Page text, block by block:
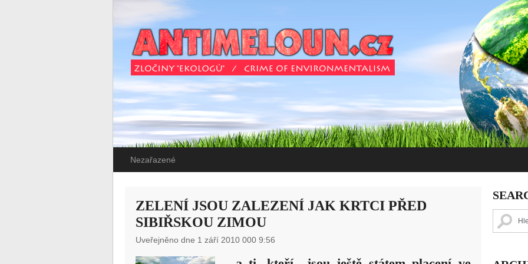
Nezařazené
ZELENÍ JSOU ZALEZENÍ JAK KRTCI PŘED
SIBIŘSKOU ZIMOU
Uveřejněno dne 1 září 2010 000 9:56